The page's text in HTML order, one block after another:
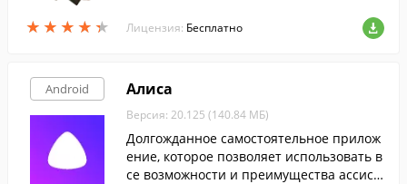
★ ★ ★ ★ ★
★ ★ ★ ★ ★ Лицензия: Бесплатно
Android Алиса
Версия: 20.125 (140.84 МБ)
Долгожданное самостоятельное прилож
ение, которое позволяет использовать в
се возможности и преимущества ассист